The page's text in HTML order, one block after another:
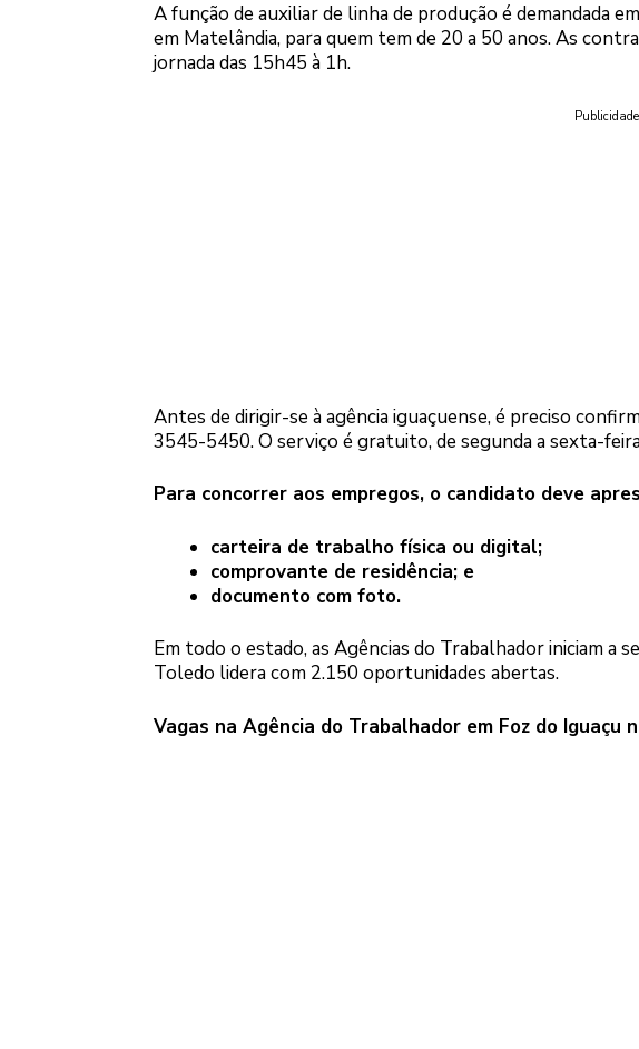
A função de auxiliar de linha de produção é demandada
em Matelândia, para quem tem de 20 a 50 anos. As
jornada das 15h45 à 1h.
Publicidade
Antes de dirigir-se à agência iguaçuense, é preciso
3545-5450. O serviço é gratuito, de segunda a sexta-
Para concorrer aos empregos, o candidato deve
carteira de trabalho física ou digital;
comprovante de residência; e
documento com foto.
Em todo o estado, as Agências do Trabalhador iniciam a
Toledo lidera com 2.150 oportunidades abertas.
Vagas na Agência do Trabalhador em Foz do Iguaçu